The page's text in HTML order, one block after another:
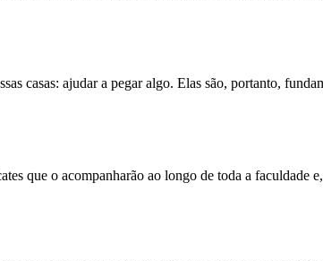
casas: ajudar a pegar algo. Elas são, portanto,
que o acompanharão ao longo de toda a faculdade